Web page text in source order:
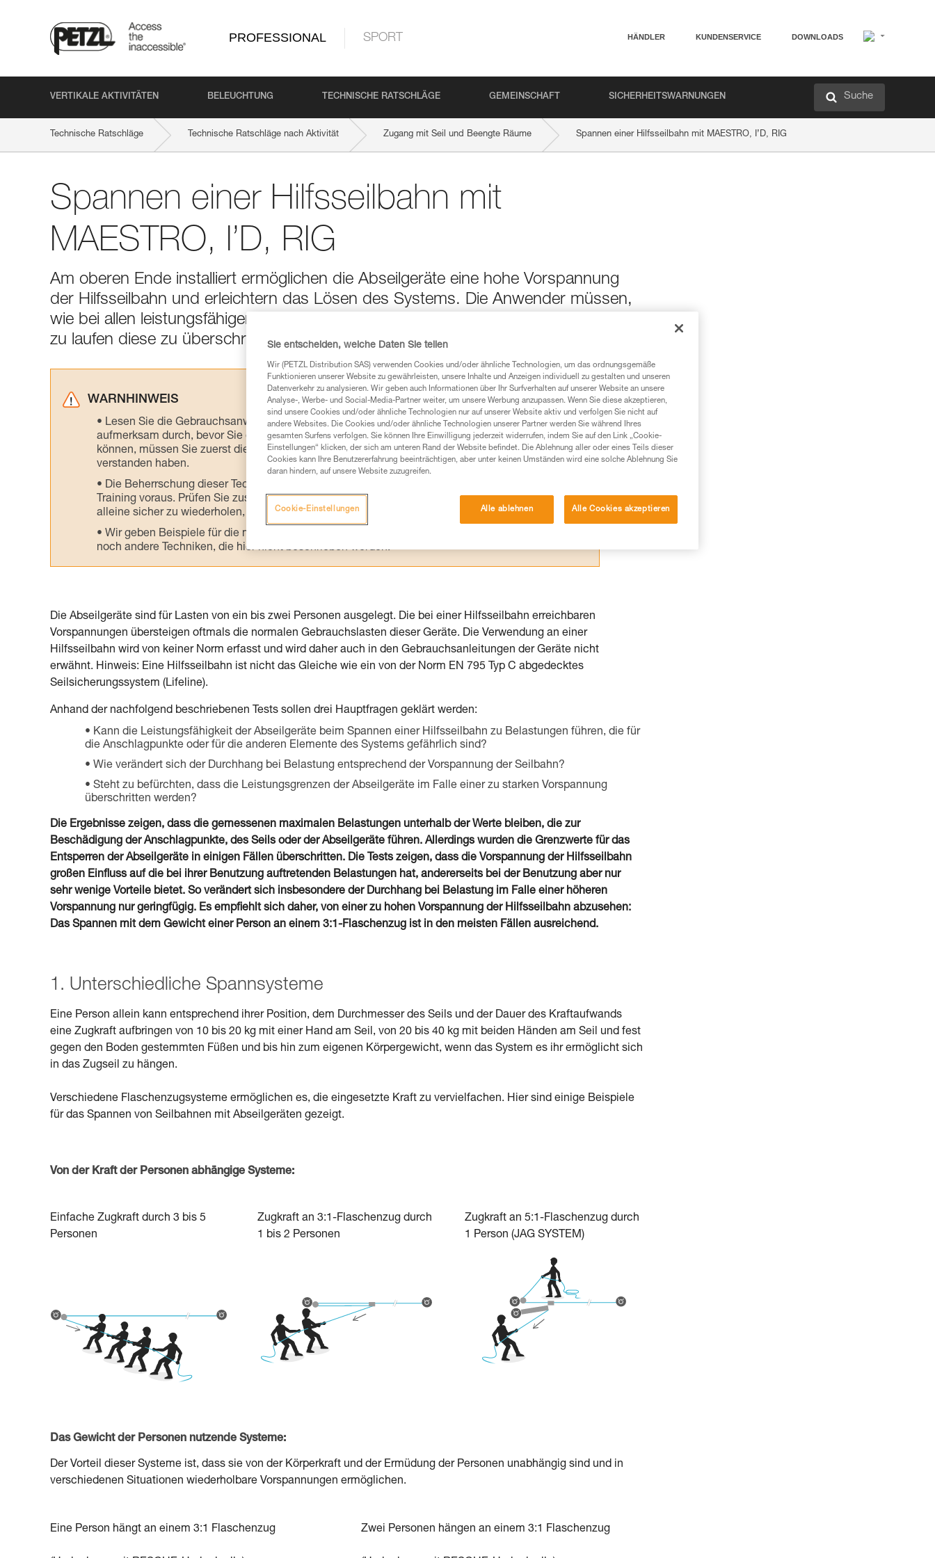
PROFESSIONAL SPORT HÄNDLER KUNDENSERVICE DOWNLOADS
VERTIKALE AKTIVITÄTEN BELEUCHTUNG TECHNISCHE RATSCHLÄGE GEMEINSCHAFT SICHERHEITSWARNUNGEN Suche
Technische Ratschläge Technische Ratschläge nach Aktivität Zugang mit Seil und Beengte Räume Spannen einer Hilfsseilbahn mit MAESTRO, I’D, RIG
Spannen einer Hilfsseilbahn mit
MAESTRO, I’D, RIG
Am oberen Ende installiert ermöglichen die Abseilgeräte eine hohe Vorspannung
der Hilfsseilbahn und erleichtern das Lösen des Systems. Die Anwender müssen,
wie bei allen leistungsfähigen Systemen, deren Grenzen kennen, um nicht Gefahr
zu laufen diese zu überschreiten.
WARNHINWEIS
Lesen Sie die Gebrauchsanweisungen der Produkte, um die es in diesem Tech Tipp geht,
aufmerksam durch, bevor Sie diesen zu Rate ziehen. Um diese Zusatzinformationen verstehen zu
können, müssen Sie zuerst die in der Gebrauchsanweisung enthaltenen Informationen richtig
verstanden haben.
Die Beherrschung dieser Techniken setzt eine entsprechende Ausbildung und ein spezielles
Training voraus. Prüfen Sie zusammen mit einem Profi, ob Sie in der Lage sind, den Vorgang
alleine sicher zu wiederholen, bevor Sie ihn eigenständig durchführen.
Wir geben Beispiele für die mit Ihrer Aktivität verbundenen Techniken. Möglicherweise gibt es
noch andere Techniken, die hier nicht beschrieben werden.
Die Abseilgeräte sind für Lasten von ein bis zwei Personen ausgelegt. Die bei einer Hilfsseilbahn erreichbaren
Vorspannungen übersteigen oftmals die normalen Gebrauchslasten dieser Geräte. Die Verwendung an einer
Hilfsseilbahn wird von keiner Norm erfasst und wird daher auch in den Gebrauchsanleitungen der Geräte nicht
erwähnt. Hinweis: Eine Hilfsseilbahn ist nicht das Gleiche wie ein von der Norm EN 795 Typ C abgedecktes
Seilsicherungssystem (Lifeline).
Anhand der nachfolgend beschriebenen Tests sollen drei Hauptfragen geklärt werden:
Kann die Leistungsfähigkeit der Abseilgeräte beim Spannen einer Hilfsseilbahn zu Belastungen führen, die für
die Anschlagpunkte oder für die anderen Elemente des Systems gefährlich sind?
Wie verändert sich der Durchhang bei Belastung entsprechend der Vorspannung der Seilbahn?
Steht zu befürchten, dass die Leistungsgrenzen der Abseilgeräte im Falle einer zu starken Vorspannung
überschritten werden?
Die Ergebnisse zeigen, dass die gemessenen maximalen Belastungen unterhalb der Werte bleiben, die zur
Beschädigung der Anschlagpunkte, des Seils oder der Abseilgeräte führen. Allerdings wurden die Grenzwerte für das
Entsperren der Abseilgeräte in einigen Fällen überschritten. Die Tests zeigen, dass die Vorspannung der Hilfsseilbahn
großen Einfluss auf die bei ihrer Benutzung auftretenden Belastungen hat, andererseits bei der Benutzung aber nur
sehr wenige Vorteile bietet. So verändert sich insbesondere der Durchhang bei Belastung im Falle einer höheren
Vorspannung nur geringfügig. Es empfiehlt sich daher, von einer zu hohen Vorspannung der Hilfsseilbahn abzusehen:
Das Spannen mit dem Gewicht einer Person an einem 3:1-Flaschenzug ist in den meisten Fällen ausreichend.
1. Unterschiedliche Spannsysteme
Eine Person allein kann entsprechend ihrer Position, dem Durchmesser des Seils und der Dauer des Kraftaufwands
eine Zugkraft aufbringen von 10 bis 20 kg mit einer Hand am Seil, von 20 bis 40 kg mit beiden Händen am Seil und fest
gegen den Boden gestemmten Füßen und bis hin zum eigenen Körpergewicht, wenn das System es ihr ermöglicht sich
in das Zugseil zu hängen.
Verschiedene Flaschenzugsysteme ermöglichen es, die eingesetzte Kraft zu vervielfachen. Hier sind einige Beispiele
für das Spannen von Seilbahnen mit Abseilgeräten gezeigt.
Von der Kraft der Personen abhängige Systeme:
Einfache Zugkraft durch 3 bis 5
Personen
Zugkraft an 3:1-Flaschenzug durch
1 bis 2 Personen
Zugkraft an 5:1-Flaschenzug durch
1 Person (JAG SYSTEM)
Das Gewicht der Personen nutzende Systeme:
Der Vorteil dieser Systeme ist, dass sie von der Körperkraft und der Ermüdung der Personen unabhängig sind und in
verschiedenen Situationen wiederholbare Vorspannungen ermöglichen.
Eine Person hängt an einem 3:1 Flaschenzug Zwei Personen hängen an einem 3:1 Flaschenzug
Sie entscheiden, welche Daten Sie teilen
Wir (PETZL Distribution SAS) verwenden Cookies und/oder ähnliche Technologien, um das ordnungsgemäße
Funktionieren unserer Website zu gewährleisten, unsere Inhalte und Anzeigen individuell zu gestalten und unseren
Datenverkehr zu analysieren. Wir geben auch Informationen über Ihr Surfverhalten auf unserer Website an unsere
Analyse-, Werbe- und Social-Media-Partner weiter, um unsere Werbung anzupassen. Wenn Sie diese akzeptieren,
sind unsere Cookies und/oder ähnliche Technologien nur auf unserer Website aktiv und verfolgen Sie nicht auf
andere Websites. Die Cookies und/oder ähnliche Technologien unserer Partner werden Sie während Ihres
gesamten Surfens verfolgen. Sie können Ihre Einwilligung jederzeit widerrufen, indem Sie auf den Link „Cookie-
Einstellungen“ klicken, der sich am unteren Rand der Website befindet. Die Ablehnung aller oder eines Teils dieser
Cookies kann Ihre Benutzererfahrung beeinträchtigen, aber unter keinen Umständen wird eine solche Ablehnung Sie
daran hindern, auf unsere Website zuzugreifen.
Alle ablehnen Alle Cookies akzeptieren
Cookie-Einstellungen